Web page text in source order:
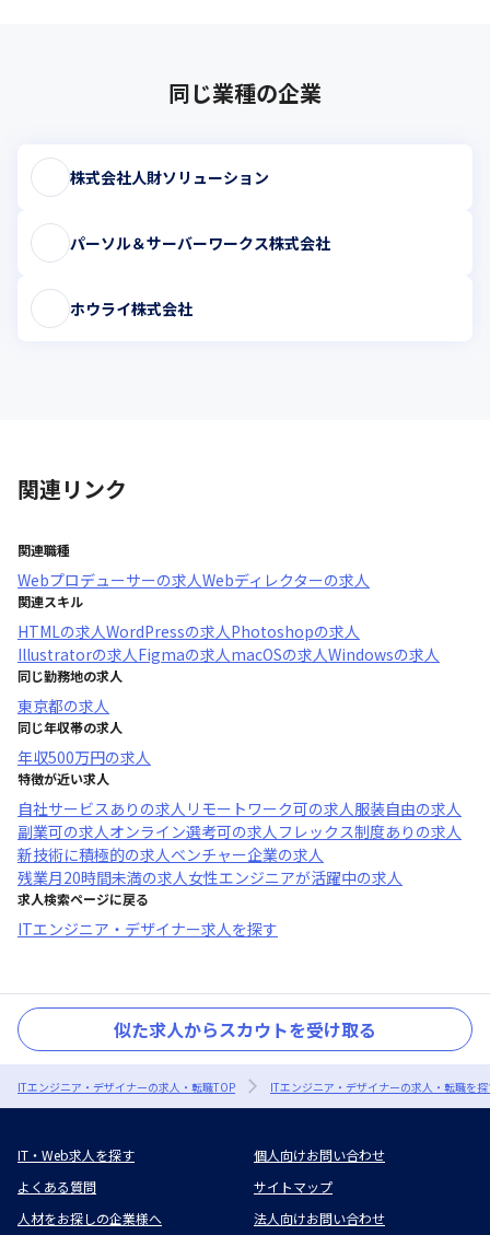
同じ業種の企業
株式会社人財ソリューション
パーソル＆サーバーワークス株式会社
ホウライ株式会社
関連リンク
関連職種
Webプロデューサーの求人Webディレクターの求人
関連スキル
HTMLの求人WordPressの求人Photoshopの求人
Illustratorの求人Figmaの求人macOSの求人Windowsの求人
同じ勤務地の求人
東京都の求人
同じ年収帯の求人
年収500万円の求人
特徴が近い求人
自社サービスあり の求人 リモートワーク可の求人服装自由の求人
副業可の求人オンライン選考可の求人フレックス制度あり の求人
新技術に積極的の求人ベンチャー企業の求人
残業月20時間未満の求人女性エンジニアが活躍中の求人
求人検索ページに戻る
ITエンジニア・デザイナー求人を探す
似た求人からスカウトを受け取る
ITエンジニア・デザイナーの求人・転職TOP ITエンジニア・デザイナーの求人・転職を
IT・Web求人を探す
個人向けお問い合わせ
よくある質問
サイトマップ
人材をお探しの企業様へ
法人向けお問い合わせ